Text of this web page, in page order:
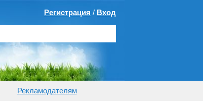
Регистрация / Вход
Рекламодателям